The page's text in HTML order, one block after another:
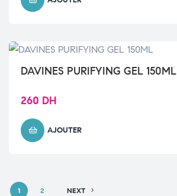
DAVINES PURIFYING GEL 150ML
260 DH
AJOUTER
1 2 NEXT